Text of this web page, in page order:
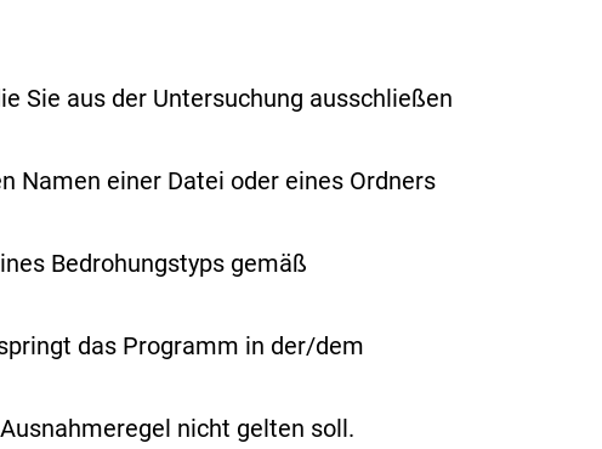
Sie aus der Untersuchung ausschließen
Namen einer Datei oder eines Ordners
Bedrohungstyps gemäß
das Programm in der/dem
nicht gelten soll.